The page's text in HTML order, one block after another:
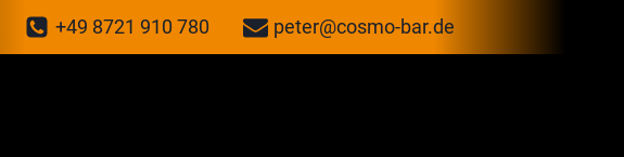
+49 8721 910 780 peter@cosmo-bar.de